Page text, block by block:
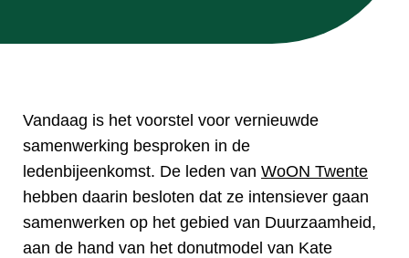
Vandaag is het voorstel voor vernieuwde
samenwerking besproken in de
ledenbijeenkomst. De leden van WoON Twente
hebben daarin besloten dat ze intensiever gaan
samenwerken op het gebied van Duurzaamheid,
aan de hand van het donutmodel van Kate